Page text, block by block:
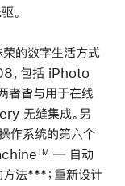
。
的数字生活方式
，包括 iPhoto
者皆与用于在线
无缝集成。另
作系统的第六个
TM ― 自动
法***；重新设计